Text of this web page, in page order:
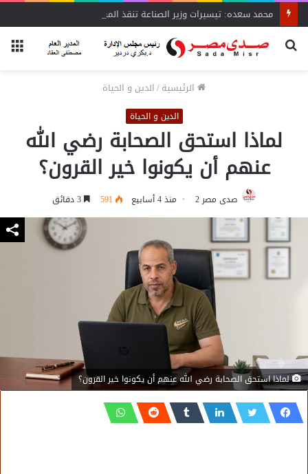
محمد سعده: تيسيرات وزير الصناعة تنقذ المشروعات المتعثرة
بحث
الرئيسية/الدين و الحياة
الدين و الحياة
لماذا استحق الصحابة رضي الله
عنهم أن يكونوا خير القرون؟
صدى مصر 2 منذ 4 أسابيع 591
لماذا استحق الصحابة رضي الله عنهم أن يكونوا خير القرون؟